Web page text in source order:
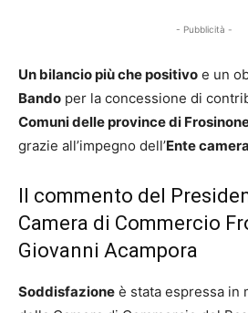
- Pubblicità -
Un bilancio più che positivo e un
Bando per la concessione di
Comuni delle province di
grazie all’impegno dell’Ente
Il commento del
Camera di Commercio
Giovanni Acampora
Soddisfazione è stata espressa in